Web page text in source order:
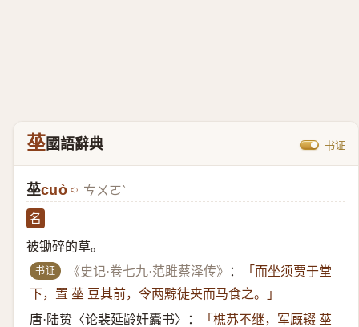
莝國語辭典 书证
莝cuò ㄘㄨㄛˋ
名
被锄碎的草。
书证 《史记·卷七九·范雎蔡泽传》 ：
「而坐须贾于堂
下，置 莝 豆其前，令两黥徒夹而马食之。」
唐·陆贽〈论裴延龄奸蠹书〉：
「樵苏不继，军厩辍 莝